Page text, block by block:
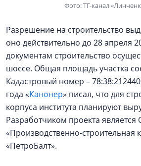
Фото: ТГ-канал
Разрешение на строительство
оно действительно до 28 апреля
документам строительство
шоссе. Общая площадь участка
Кадастровый номер –
года «Канонер» писал, что для
корпуса института планируют
Разработчиком проекта
«Производственно-строительная
«ПетроБалт».